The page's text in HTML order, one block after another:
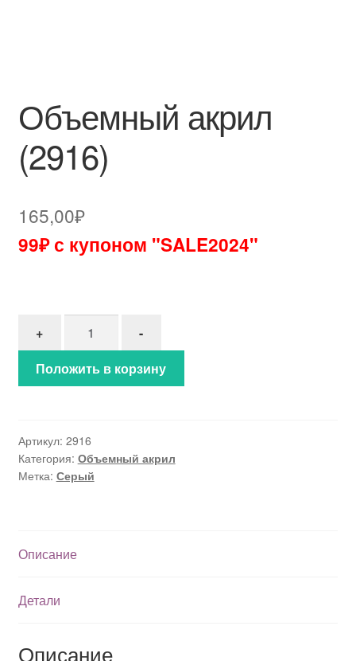
Объемный акрил
(2916)
165,00₽
99₽ с купоном "SALE2024"
+
-
Положить в корзину
Артикул: 2916
Категория: Объемный акрил
Метка: Серый
Описание
Детали
Описание